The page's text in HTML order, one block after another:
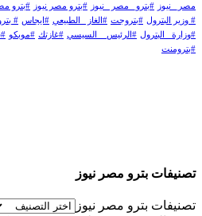
مصر_ نيوز
#بترو_ مصر _نيوز #بترو مصر نيوز #بترو
# وزير البترول #بتروجت #الغاز _الطبيعي #ايجاس #
#وزارة _البترول #الرئيس _ السيسي #غازتك #موبكو
#بترومنت
تصنيفات بترو مصر نيوز
تصنيفات بترو مصر نيوز